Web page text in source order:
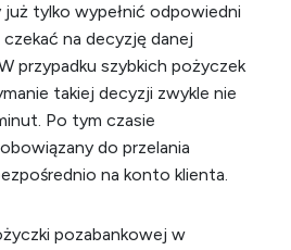
tylko wypełnić odpowiedni
na decyzję danej
przypadku szybkich pożyczek
takiej decyzji zwykle nie
Po tym czasie
do przelania
na konto klienta.
pozabankowej w